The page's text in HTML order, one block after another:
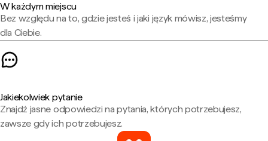
W każdym miejscu
Bez względu na to, gdzie jesteś i jaki język mówisz, jesteśmy
dla Ciebie.
Jakiekolwiek pytanie
Znajdź jasne odpowiedzi na pytania, których potrzebujesz,
zawsze gdy ich potrzebujesz.